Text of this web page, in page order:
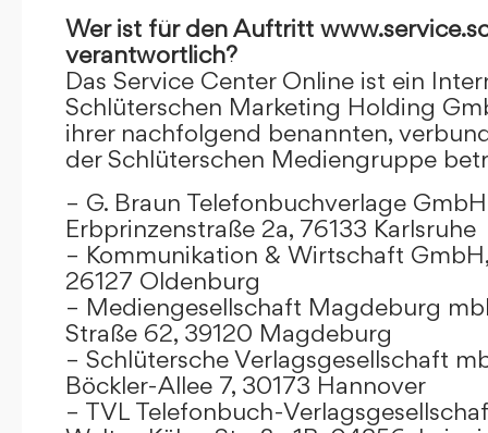
Wer ist für den Auftritt
verantwortlich?
Das Service Center Online ist ein
Schlüterschen Marketing Holding
ihrer nachfolgend benannten,
der Schlüterschen Mediengruppe
– G. Braun Telefonbuchverlage GmbH
Erbprinzenstraße 2a, 76133 Karlsruhe
– Kommunikation & Wirtschaft
26127 Oldenburg
– Mediengesellschaft Magdeburg
Straße 62, 39120 Magdeburg
– Schlütersche Verlagsgesellschaft
Böckler-Allee 7, 30173 Hannover
– TVL Telefonbuch-